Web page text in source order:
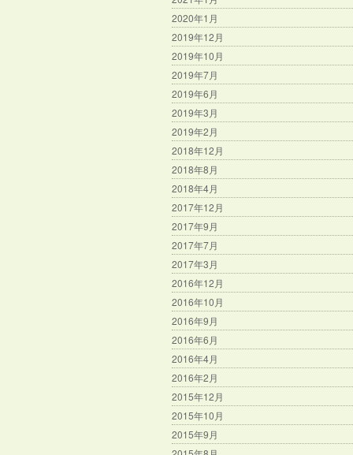
2020年1月
2019年12月
2019年10月
2019年7月
2019年6月
2019年3月
2019年2月
2018年12月
2018年8月
2018年4月
2017年12月
2017年9月
2017年7月
2017年3月
2016年12月
2016年10月
2016年9月
2016年6月
2016年4月
2016年2月
2015年12月
2015年10月
2015年9月